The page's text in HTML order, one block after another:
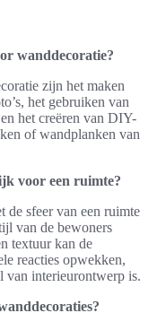
wanddecoratie?
zijn het maken
het gebruiken van
het creëren van DIY-
of wandplanken van
voor een ruimte?
de sfeer van een ruimte
van de bewoners
textuur kan de
reacties opwekken,
van interieurontwerp is.